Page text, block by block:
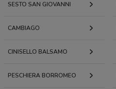
SESTO SAN GIOVANNI
CAMBIAGO
CINISELLO BALSAMO
PESCHIERA BORROMEO